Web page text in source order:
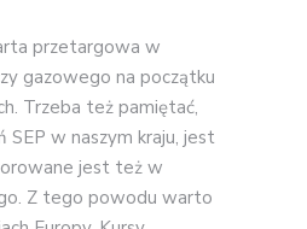
przetargowa w
gazowego na początku
Trzeba też pamiętać,
w naszym kraju, jest
jest też w
Z tego powodu warto